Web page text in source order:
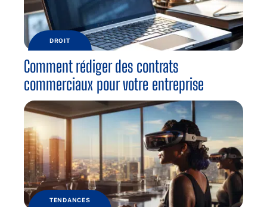
DROIT
Comment rédiger des contrats
commerciaux pour votre entreprise
TENDANCES